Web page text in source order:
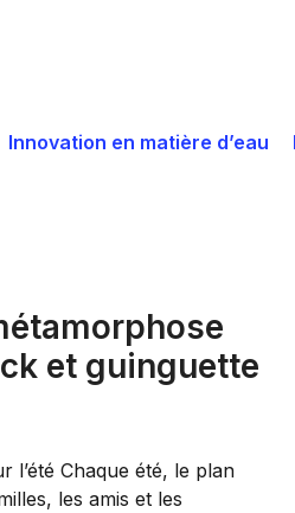
Innovation en matière d’eau
et guinguette
l’été Chaque été, le plan
les amis et les